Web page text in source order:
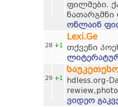
ფილმები.
ნათარგმნი
ონლაინ
28 +1
Lexi.Ge
თქვენი
29 +1
hdless.org-
ვიდეო